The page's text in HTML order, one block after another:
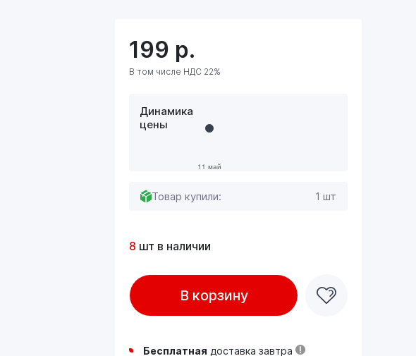
199 р.
В том числе НДС 22%
Динамика
цены
Товар купили: 1 шт
8 шт в наличии
В корзину
Бесплатная доставка завтра